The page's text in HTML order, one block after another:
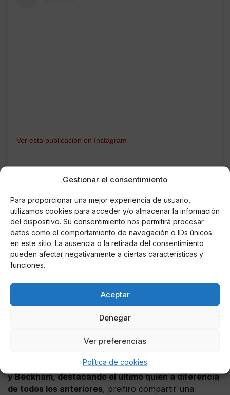
Gestionar el consentimiento
Para proporcionar una mejor experiencia de usuario,
utilizamos cookies para acceder y/o almacenar la información
del dispositivo. Su consentimiento nos permitirá procesar
datos como el comportamiento de navegación o IDs únicos
en este sitio. La ausencia o la retirada del consentimiento
pueden afectar negativamente a ciertas características y
funciones.
Aceptar
Denegar
Ver preferencias
Política de cookies
Ver esta publicación en Instagram
seguidores fueron los ex astros delReal Madrid, Figo
y Beckham, destacando el último quien a diferencia
de todos los anteriores, preifiro compartir una